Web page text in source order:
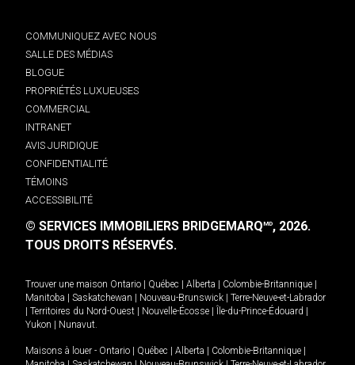
COMMUNIQUEZ AVEC NOUS
SALLE DES MÉDIAS
BLOGUE
PROPRIÉTÉS LUXUEUSES
COMMERCIAL
INTRANET
AVIS JURIDIQUE
CONFIDENTIALITÉ
TÉMOINS
ACCESSIBILITÉ
© SERVICES IMMOBILIERS BRIDGEMARQMD, 2026.
TOUS DROITS RÉSERVÉS.
Trouver une maison Ontario Québec Alberta Colombie-Britannique
Manitoba
Saskatchewan Nouveau-Brunswick
Terre-Neuve-et-Labrador
Territoires du Nord-Ouest Nouvelle-Écosse Île-du-Prince-Édouard
Yukon
Nunavut.
Maisons à louer - Ontario Québec Alberta Colombie-Britannique